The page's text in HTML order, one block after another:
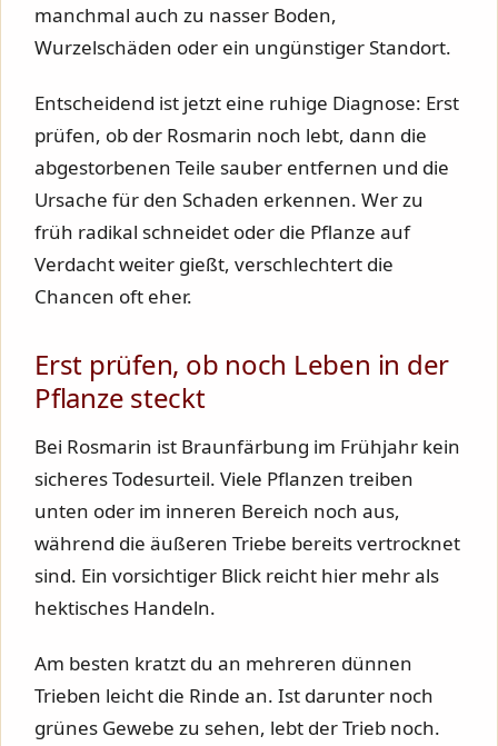
manchmal auch zu nasser Boden,
Wurzelschäden oder ein ungünstiger Standort.
Entscheidend ist jetzt eine ruhige Diagnose: Erst
prüfen, ob der Rosmarin noch lebt, dann die
abgestorbenen Teile sauber entfernen und die
Ursache für den Schaden erkennen. Wer zu
früh radikal schneidet oder die Pflanze auf
Verdacht weiter gießt, verschlechtert die
Chancen oft eher.
Erst prüfen, ob noch Leben in der
Pflanze steckt
Bei Rosmarin ist Braunfärbung im Frühjahr kein
sicheres Todesurteil. Viele Pflanzen treiben
unten oder im inneren Bereich noch aus,
während die äußeren Triebe bereits vertrocknet
sind. Ein vorsichtiger Blick reicht hier mehr als
hektisches Handeln.
Am besten kratzt du an mehreren dünnen
Trieben leicht die Rinde an. Ist darunter noch
grünes Gewebe zu sehen, lebt der Trieb noch.